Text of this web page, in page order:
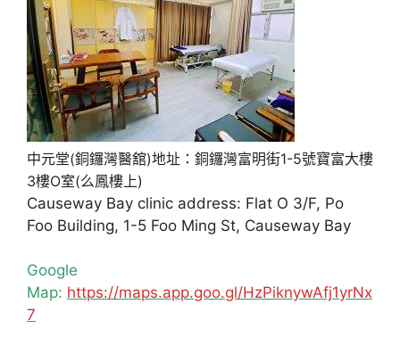
中元堂(銅鑼灣醫舘)地址：銅鑼灣富明街1-5號寶富大樓
3樓O室(么鳳樓上)
Causeway Bay clinic address: Flat O 3/F, Po
Foo Building, 1-5 Foo Ming St, Causeway Bay
Google
Map: https://maps.app.goo.gl/HzPiknywAfj1yrNx
7